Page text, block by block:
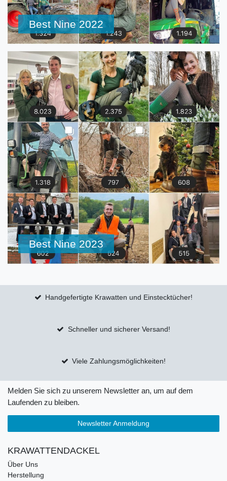
Best Nine 2022
Best Nine 2023
Handgefertigte Krawatten und Einstecktücher!
Schneller und sicherer Versand!
Viele Zahlungsmöglichkeiten!
Melden Sie sich zu unserem Newsletter an, um auf dem
Laufenden zu bleiben.
Newsletter Anmeldung
KRAWATTENDACKEL
Über Uns
Herstellung